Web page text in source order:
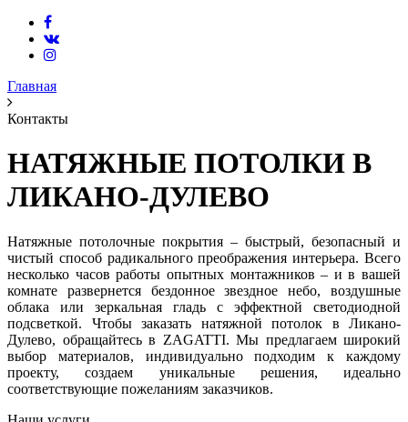
Главная
Контакты
НАТЯЖНЫЕ ПОТОЛКИ В
ЛИКАНО-ДУЛЕВО
Натяжные потолочные покрытия – быстрый, безопасный и
чистый способ радикального преображения интерьера. Всего
несколько часов работы опытных монтажников – и в вашей
комнате развернется бездонное звездное небо, воздушные
облака или зеркальная гладь с эффектной светодиодной
подсветкой. Чтобы заказать натяжной потолок в Ликано-
Дулево, обращайтесь в ZAGATTI. Мы предлагаем широкий
выбор материалов, индивидуально подходим к каждому
проекту, создаем уникальные решения, идеально
соответствующие пожеланиям заказчиков.